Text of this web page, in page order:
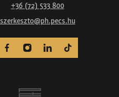
+36 (72) 533 800
szerkeszto@ph.pecs.hu